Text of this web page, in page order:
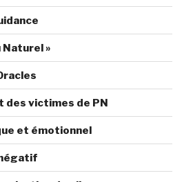
Naturel »
des victimes de PN
et émotionnel